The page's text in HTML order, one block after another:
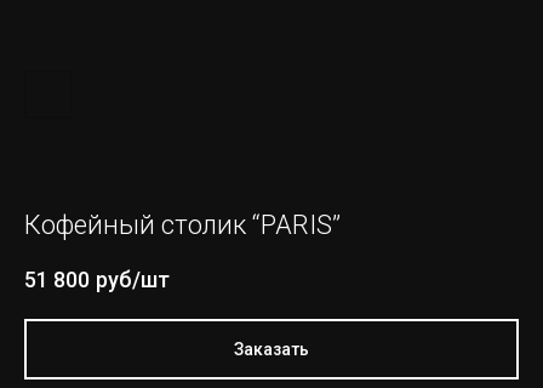
Кофейный столик “PARIS”
51 800 руб/шт
Заказать